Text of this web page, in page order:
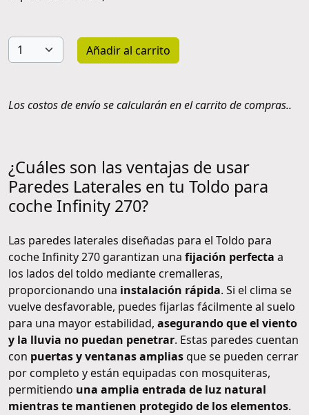
Añadir al carrito
Los costos de envío se calcularán en el carrito de compras..
¿Cuáles son las ventajas de usar
Paredes Laterales en tu Toldo para
coche Infinity 270?
Las paredes laterales diseñadas para el Toldo para
coche Infinity 270 garantizan una fijación perfecta a
los lados del toldo mediante cremalleras,
proporcionando una instalación rápida. Si el clima se
vuelve desfavorable, puedes fijarlas fácilmente al suelo
para una mayor estabilidad, asegurando que el viento
y la lluvia no puedan penetrar. Estas paredes cuentan
con puertas y ventanas ampliasque se pueden cerrar
por completo y están equipadas con mosquiteras,
permitiendo una amplia entrada de luz natural
mientras te mantienen protegido de los elementos.